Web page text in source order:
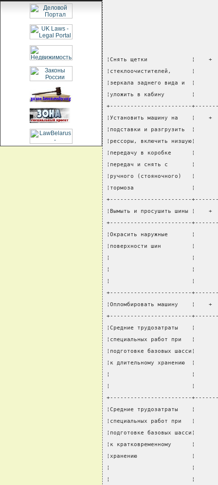
¦Снять щетки             ¦
¦стеклоочистителей,
¦зеркала заднего вида
¦уложить в кабину
+------------------------
¦Установить машину на
¦подставки и
¦рессоры, включить
¦передачу в коробке
¦передач и снять с
¦ручного
¦тормоза                 ¦
+------------------------
¦Вымыть и просушить
+------------------------
¦Окрасить наружные       ¦
¦поверхности шин         ¦
¦                        ¦
¦                        ¦
¦                        ¦
+------------------------
¦Опломбировать машину
+------------------------
¦Средние трудозатраты    ¦
¦специальных работ при
¦подготовке базовых
¦к длительному хранению
¦                        ¦
¦                        ¦
+------------------------
¦Средние трудозатраты
¦специальных работ при
¦подготовке базовых
¦к кратковременному
¦хранению                ¦
¦                        ¦
¦                        ¦